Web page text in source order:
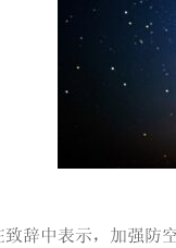
辞中表示，加强防